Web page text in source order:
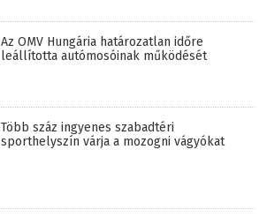
Az OMV Hungária határozatlan időre
leállította autómosóinak működését
Több száz ingyenes szabadtéri
sporthelyszín várja a mozogni vágyókat